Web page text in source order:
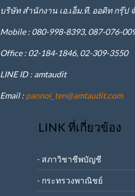
บริษัท สำนักงาน เอ.เอ็ม.ที. ออดิท กรุ๊ป
Mobile : 080-998-8393, 087-076-
Office : 02-184-1846, 02-309-3550
LINE ID : amtaudit
Email : pannoi_ten@amtaudit.com
LINK ที่เกี่ยวข้อง
- สภาวิชาชีพบัญชี
- กระทรวงพาณิชย์